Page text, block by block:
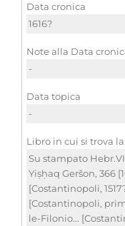
Data cronica
1616?
Note alla Data
-
Data topica
-
Libro in cui si trova
Su stampato
Yiṣḥaq Geršon, 366
[Costantinopoli,
[Costantinopoli,
le-Filonio...